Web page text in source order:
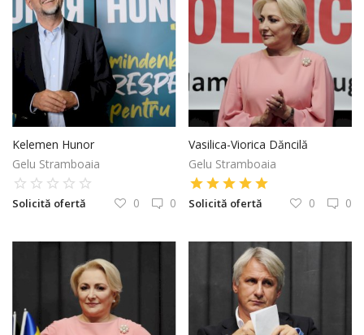
Kelemen Hunor
Gelu Stramboaia
Solicită ofertă 0
0
Vasilica-Viorica Dăncilă
Gelu Stramboaia
Solicită ofertă 0
0